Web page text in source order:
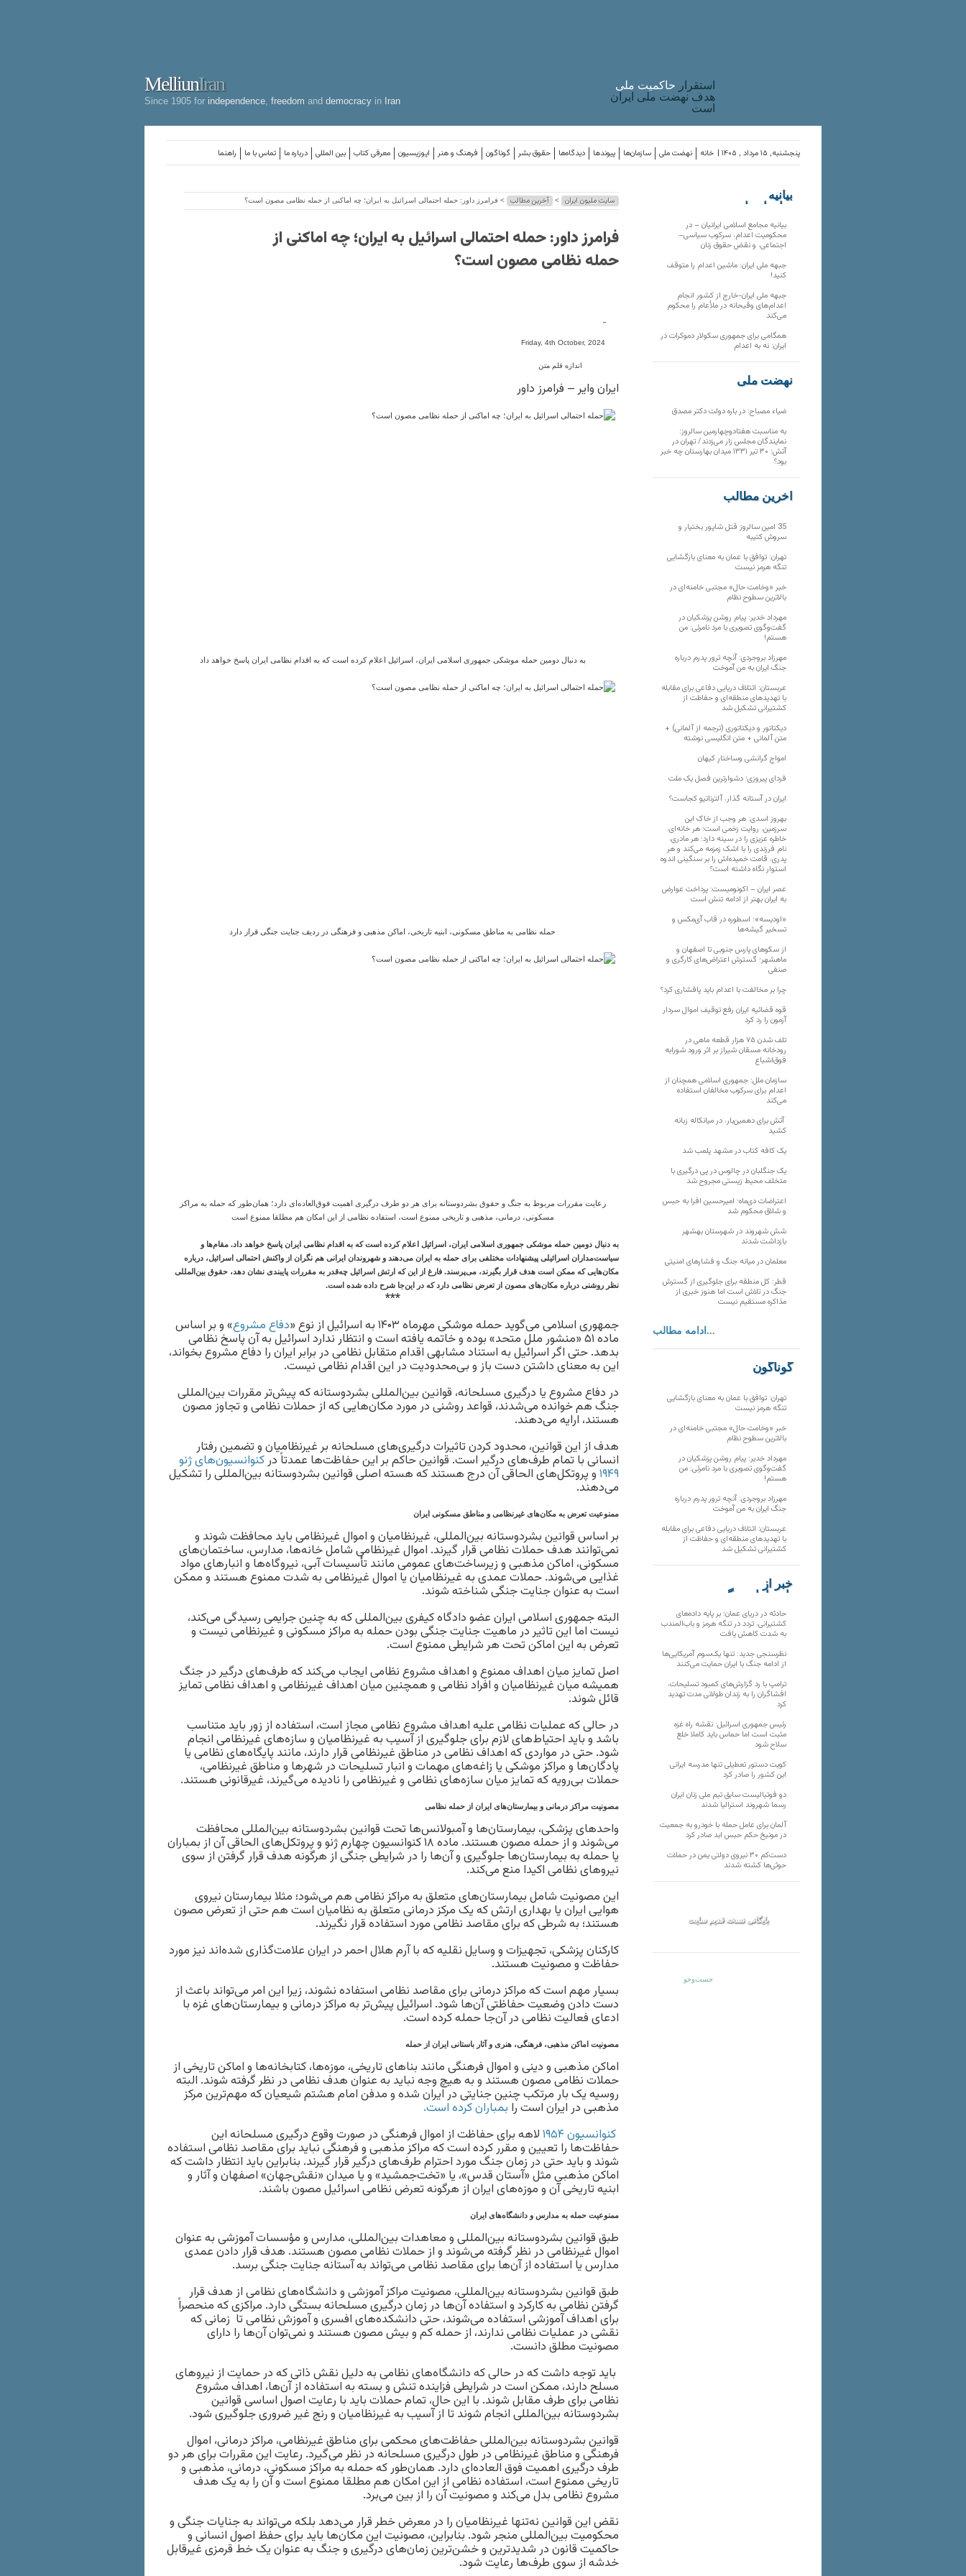
MelliunIran
Since 1905 for independence freedom and democracy in Iran
استقرار حاکميت ملی
هدف نهضت ملی ایران
است
راهنما تماس با ما درباره ما بین المللی معرفی کتاب اپوزیسیون فرهنگ و هنر گوناگون حقوق بشر دیدگاه‌ها پیوندها سازمان‌ها نهضت ملی خانه پنجشنبه, ۱۵ مرداد , ۱۴۰۵ |
سایت ملیون ایران > آخرین مطالب > فرامرز داور: حمله احتمالی اسرائیل به ایران؛ چه اماکنی از حمله نظامی مصون است؟
فرامرز داور: حمله احتمالی اسرائیل به ایران؛ چه اماکنی از
حمله نظامی مصون است؟
-
Friday, 4th October, 2024
اندازه قلم متن
ایران وایر – فرامرز داور
به دنبال دومین حمله موشکی جمهوری اسلامی ایران، اسرائیل اعلام کرده است که به اقدام نظامی ایران پاسخ خواهد داد
حمله نظامی به مناطق مسکونی، ابنیه تاریخی، اماکن مذهبی و فرهنگی در ردیف جنایت جنگی قرار دارد
رعایت مقررات مربوط به جنگ و حقوق بشردوستانه برای هر دو طرف درگیری اهمیت فوق‌العاده‌ای دارد؛ همان‌طور که حمله به مراکز
مسکونی، درمانی، مذهبی و تاریخی ممنوع است، استفاده نظامی از این امکان هم مطلقا ممنوع است
به دنبال دومین حمله موشکی جمهوری اسلامی ایران، اسرائیل اعلام کرده است که به اقدام نظامی ایران پاسخ خواهد داد. مقام‌ها و
سیاست‌مداران اسرائیلی پیشنهادات مختلفی برای حمله به ایران می‌دهند و شهروندان ایرانی هم نگران از واکنش احتمالی اسرائیل، درباره
مکان‌هایی که ممکن است هدف قرار بگیرند، می‌پرسند. فارغ از این که ارتش اسرائیل چه‌قدر به مقررات پایبندی نشان دهد، حقوق بین‌المللی
نظر روشنی درباره مکان‌های مصون از تعرض نظامی دارد که در این‌جا شرح داده شده است.
***
جمهوری اسلامی می‌گوید حمله موشکی مهرماه ۱۴۰۳ به اسرائیل از نوع «
دفاع مشروع» و بر اساس
ماده ۵۱ «منشور ملل متحد» بوده و خاتمه یافته است و انتظار ندارد اسرائیل به آن پاسخ نظامی
بدهد. حتی اگر اسرائیل به استناد مشابهی اقدام متقابل نظامی در برابر ایران را دفاع مشروع بخواند،
این به معنای داشتن دست باز و بی‌محدودیت در این اقدام نظامی نیست.
در دفاع مشروع یا درگیری مسلحانه، قوانین بین‌المللی بشردوستانه که پیش‌تر مقررات بین‌المللی
جنگ هم خوانده می‌شدند، قواعد روشنی در مورد مکان‌هایی که از حملات نظامی و تجاوز مصون
هستند، ارایه می‌دهند.
هدف از این قوانین، محدود کردن تاثیرات درگیری‌های مسلحانه بر غیرنظامیان و تضمین رفتار
انسانی با تمام طرف‌های درگیر است. قوانین حاکم بر این حفاظت‌ها عمدتاً درکنوانسیون‌های ژنو
۱۹۴۹و پروتکل‌های الحاقی آن درج هستند که هسته اصلی قوانین بشردوستانه بین‌المللی را تشکیل
می‌دهند.
ممنوعیت تعرض به مکان‌های غیرنظامی و مناطق مسکونی ایران
بر اساس قوانین بشردوستانه بین‌المللی، غیرنظامیان و اموال غیرنظامی باید محافظت شوند و
نمی‌توانند هدف حملات نظامی قرار گیرند. اموال غیرنظامی شامل خانه‌ها، مدارس، ساختمان‌های
مسکونی، اماکن مذهبی و زیرساخت‌های عمومی مانند تأسیسات آبی، نیروگاه‌ها و انبارهای مواد
غذایی می‌شوند. حملات عمدی به غیرنظامیان یا اموال غیرنظامی به شدت ممنوع هستند و ممکن
است به عنوان جنایت جنگی شناخته شوند.
البته جمهوری اسلامی ایران عضو دادگاه کیفری بین‌المللی که به چنین جرایمی رسیدگی می‌کند،
نیست اما این تاثیر در ماهیت جنایت جنگی بودن حمله به مراکز مسکونی و غیرنظامی نیست و
تعرض به این اماکن تحت هر شرایطی ممنوع است.
اصل تمایز میان اهداف ممنوع و اهداف مشروع نظامی ایجاب می‌کند که طرف‌های درگیر در جنگ
همیشه میان غیرنظامیان و افراد نظامی و همچنین میان اهداف غیرنظامی و اهداف نظامی تمایز
قائل شوند.
در حالی که عملیات نظامی علیه اهداف مشروع نظامی مجاز است، استفاده از زور باید متناسب
باشد و باید احتیاط‌های لازم برای جلوگیری از آسیب به غیرنظامیان و سازه‌های غیرنظامی انجام
شود. حتی در مواردی که اهداف نظامی در مناطق غیرنظامی قرار دارند، مانند پایگاه‌های نظامی یا
پادگان‌ها و مراکز موشکی یا زاغه‌‌های مهمات و انبار تسلیحات در شهرها و مناطق غیرنظامی،
حملات بی‌رویه که تمایز میان سازه‌های نظامی و غیرنظامی را نادیده می‌گیرند، غیرقانونی هستند.
مصونیت مراکز درمانی و بیمارستان‌های ایران از حمله نظامی
واحدهای پزشکی، بیمارستان‌ها و آمبولانس‌ها تحت قوانین بشردوستانه بین‌المللی محافظت
می‌شوند و از حمله مصون هستند. ماده ۱۸ کنوانسیون چهارم ژنو و پروتکل‌های الحاقی آن از بمباران
یا حمله به بیمارستان‌ها جلوگیری و آن‌ها را در شرایطی جنگی از هرگونه هدف قرار گرفتن از سوی
نیروهای نظامی اکیدا منع می‌کند.
این مصونیت شامل بیمارستان‌های متعلق به مراکز نظامی هم می‌شود؛ مثلا بیمارستان نیروی
هوایی ایران یا بهداری ارتش که یک مرکز درمانی متعلق به نظامیان است هم حتی از تعرض مصون
هستند؛ به شرطی که برای مقاصد نظامی مورد استفاده قرار نگیرند.
کارکنان پزشکی، تجهیزات و وسایل نقلیه که با آرم هلال احمر در ایران علامت‌گذاری شده‌اند نیز مورد
حفاظت و مصونیت هستند.
بسیار مهم است که مراکز درمانی برای مقاصد نظامی استفاده نشوند، زیرا این امر می‌تواند باعث از
دست دادن وضعیت حفاظتی آن‌ها شود. اسرائیل پیش‌تر به مراکز درمانی و بیمارستان‌های غزه با
ادعای فعالیت نظامی در آن‌جا حمله کرده است.
مصونیت اماکن مذهبی، فرهنگی، هنری و آثار باستانی ایران از حمله
اماکن مذهبی و دینی و اموال فرهنگی مانند بناهای تاریخی، موزه‌ها، کتابخانه‌ها و اماکن تاریخی از
حملات نظامی مصون هستند و به هیچ وجه نباید به عنوان هدف نظامی در نظر گرفته شوند. البته
روسیه یک بار مرتکب چنین جنایتی در ایران شده و مدفن امام هشتم شیعیان که مهم‌ترین مرکز
مذهبی در ایران است را بمباران کرده است.
کنوانسیون ۱۹۵۴
لاهه برای حفاظت از اموال فرهنگی در صورت وقوع درگیری مسلحانه این
حفاظت‌ها را تعیین و مقرر کرده است که مراکز مذهبی و فرهنگی نباید برای مقاصد نظامی استفاده
شوند و باید حتی در زمان جنگ مورد احترام طرف‌های درگیر قرار گیرند. بنابراین باید انتظار داشت که
اماکن مذهبی مثل «آستان قدس»، یا «تخت‌جمشید» و یا میدان «نقش‌جهان» اصفهان و آثار و
ابنیه تاریخی آن و موزه‌های ایران از هرگونه تعرض نظامی اسرائیل مصون باشند.
ممنوعیت حمله به مدارس و دانشگاه‌های ایران
طبق قوانین بشردوستانه بین‌المللی و معاهدات بین‌المللی، مدارس و مؤسسات آموزشی به عنوان
اموال غیرنظامی در نظر گرفته می‌شوند و از حملات نظامی مصون هستند. هدف قرار دادن عمدی
مدارس یا استفاده از آن‌ها برای مقاصد نظامی می‌تواند به آستانه جنایت جنگی برسد.
طبق قوانین بشردوستانه بین‌المللی، مصونیت مراکز آموزشی و دانشگاه‌های نظامی از هدف قرار
گرفتن نظامی به کارکرد و استفاده آن‌ها در زمان درگیری مسلحانه بستگی دارد. مراکزی که منحصراً
برای اهداف آموزشی استفاده می‌شوند، حتی دانشکده‌های افسری و آموزش نظامی تا زمانی که
نقشی در عملیات نظامی ندارند، از حمله کم و بیش مصون هستند و نمی‌توان آن‌ها را دارای
مصونیت مطلق دانست.
باید توجه داشت که در حالی که دانشگاه‌های نظامی به دلیل نقش ذاتی که در حمایت از نیروهای
مسلح دارند، ممکن است در شرایطی فزاینده تنش و بسته به استفاده از آن‌ها، اهداف مشروع
نظامی برای طرف مقابل شوند. با این حال، تمام حملات باید با رعایت اصول اساسی قوانین
بشردوستانه بین‌المللی انجام شوند تا از آسیب به غیرنظامیان و رنج غیر ضروری جلوگیری شود.
قوانین بشردوستانه بین‌المللی حفاظت‌های محکمی برای مناطق غیرنظامی، مراکز درمانی، اموال
فرهنگی و مناطق غیرنظامی در طول درگیری مسلحانه در نظر می‌گیرد. رعایت این مقررات برای هر دو
طرف درگیری اهمیت فوق العاده‌ای دارد. همان‌طور که حمله به مراکز مسکونی، درمانی، مذهبی و
تاریخی ممنوع است، استفاده نظامی از این امکان هم مطلقا ممنوع است و آن را به یک هدف
مشروع نظامی بدل می‌کند و مصونیت آن را از بین می‌برد.
نقض این قوانین نه‌تنها غیرنظامیان را در معرض خطر قرار می‌دهد بلکه می‌تواند به جنایات جنگی و
محکومیت بین‌المللی منجر شود. بنابراین، مصونیت این مکان‌ها باید برای حفظ اصول انسانی و
حاکمیت قانون در شدیدترین و خشن‌ترین زمان‌های درگیری و جنگ به عنوان یک خط قرمزی غیرقابل
خدشه از سوی طرف‌ها رعایت شود.
بیانیه
سازمان‌های
بیانیه مجامع اسلامی ایرانیان – در
محکومیت اعدام، سرکوب سیاسی–
اجتماعی، و نقض حقوق زنان
جبهه ملی ایران: ماشین اعدام را متوقف
کنید!
جبهه ملی ایران-خارج از کشور انجام
اعدام‌های وقیحانه در ملأِعام را محکوم
می‌کند
همگامی برای جمهوری سکولار دموکرات در
ایران: نه به اعدام
نهضت ملی
ضیاء مصباح: در باره دولت دکتر مصدق
به مناسبت هفتادوچهارمین سالروز:
نمایندگان مجلس زار می‌زدند/ تهران در
آتش؛ ۳۰ تیر ۱۳۳۱ میدان بهارستان چه خبر
بود؟
آخرین مطالب
35 امین سالروز قتل شاپور بختیار و
سروش کتیبه
تهران: توافق با عمان به معنای بازگشایی
تنگه هرمز نیست
خبر «وخامت حال» مجتبی خامنه‌ای در
بالاترین سطوح نظام
مهرداد خدیر: پیام روشن پزشکیان در
گفت‌و‌گوی تصویری با مرد نامرئی: من
هستم!
مهرزاد بروجردی: آنچه ترور پدرم درباره
جنگ ایران به من آموخت
عربستان: ائتلاف دریایی دفاعی برای مقابله
با تهدیدهای منطقه‌ای و حفاظت از
کشتیرانی تشکیل شد
دیکتاتور و دیکتاتوری (ترجمه از آلمانی) +
متن آلمانی + متن انگلیسی نوشته
‌امواجِ گرانشی وساختارِ کیهان
فردای پیروزی؛ دشوارترین فصل یک ملت
ایران در آستانه گذار، آلترناتیو کجاست؟
بهروز اسدی: هر وجب از خاک‌ این
سرزمین، روایت زخمی است؛ هر خانه‌ای،
خاطره عزیزی را در سینه دارد؛ هر مادری،
نام فرزندی را با اشک زمزمه می‌کند و هر
پدری، قامت خمیده‌اش را بر سنگینی اندوه
استوار نگاه داشته است؟
عصر ایران – اکونومیست: پرداخت عوارض
به ایران بهتر از ادامه تنش است
«اودیسه»؛ اسطوره در قاب آی‌مکس و
تسخیر گیشه‌ها
از سکوهای پارس جنوبی تا اصفهان و
ماهشهر؛ گسترش اعتراض‌های کارگری و
صنفی
چرا بر مخالفت با اعدام باید پافشاری کرد؟
قوه قضائیه ایران رفع توقیف اموال سردار
آزمون را رد کرد
تلف شدن ۷۵ هزار قطعه ماهی در
رودخانه مسقان شیراز بر اثر ورود شورابه
فوق‌اشباع
سازمان ملل: جمهوری اسلامی همچنان از
اعدام برای سرکوب مخالفان استفاده
می‌کند
آتش برای دهمین‌بار، در میانکاله زبانه
کشید
یک کافه کتاب در مشهد پلمب شد
یک جنگلبان در چالوس در پی درگیری با
متخلف محیط زیستی مجروح شد
اعتراضات دی‌ماه؛ امیرحسین افرا به حبس
و شلاق محکوم شد
شش شهروند در شهرستان بهشهر
بازداشت شدند
معلمان در میانه جنگ و فشارهای امنیتی
قطر: کل منطقه برای جلوگیری از گسترش
جنگ در تلاش است اما هنوز خبری از
مذاکره مستقیم نیست
ادامه مطالب...
گوناگون
تهران: توافق با عمان به معنای بازگشایی
تنگه هرمز نیست
خبر «وخامت حال» مجتبی خامنه‌ای در
بالاترین سطوح نظام
مهرداد خدیر: پیام روشن پزشکیان در
گفت‌و‌گوی تصویری با مرد نامرئی: من
هستم!
مهرزاد بروجردی: آنچه ترور پدرم درباره
جنگ ایران به من آموخت
عربستان: ائتلاف دریایی دفاعی برای مقابله
با تهدیدهای منطقه‌ای و حفاظت از
کشتیرانی تشکیل شد
خبر از
تارنماهای دیگر
حادثه در دریای عمان؛ بر پایه داده‌های
کشتیرانی، تردد در تنگه هرمز و باب‌المندب
به شدت کاهش یافت
نظرسنجی جدید: تنها یک‌سوم آمریکایی‌ها
از ادامه جنگ با ایران حمایت می‌کنند
ترامپ با رد گزارش‌های کمبود تسلیحات،
افشاگران را به زندان طولانی مدت تهدید
کرد
رئیس‌ جمهوری اسرائیل: نقشه راه غزه
مثبت است اما حماس باید کاملا خلع
سلاح شود
کویت دستور تعطیلی تنها مدرسه ایرانی
این کشور را صادر کرد
دو فوتبالیست سابق تیم ملی زنان ایران
رسما شهروند استرالیا شدند
آلمان برای عامل حمله با خودرو به جمعیت
در مونیخ حکم حبس ابد صادر کرد
دست‌کم ۳۰ نیروی دولتی یمن در حملات
حوثی‌ها کشته شدند
بایگانی نسخه قدیم سایت